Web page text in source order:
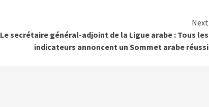
Next
Le secrétaire général-adjoint de la Ligue arabe : Tous les
indicateurs annoncent un Sommet arabe réussi